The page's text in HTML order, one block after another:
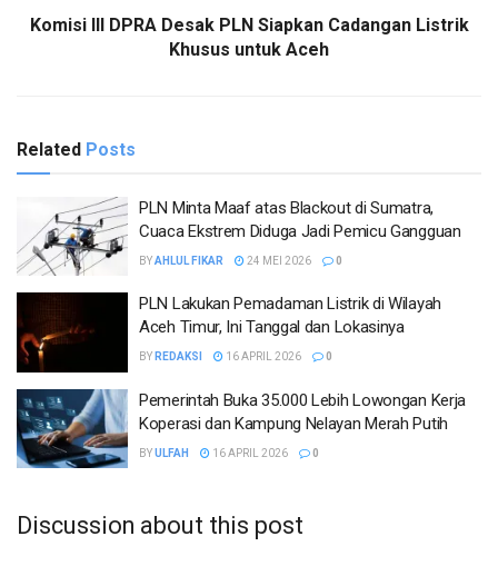
Komisi III DPRA Desak PLN Siapkan Cadangan Listrik
Khusus untuk Aceh
Related Posts
PLN Minta Maaf atas Blackout di Sumatra,
Cuaca Ekstrem Diduga Jadi Pemicu Gangguan
BYAHLUL FIKAR 24 MEI 2026 0
PLN Lakukan Pemadaman Listrik di Wilayah
Aceh Timur, Ini Tanggal dan Lokasinya
BY REDAKSI 16 APRIL 2026 0
Pemerintah Buka 35.000 Lebih Lowongan Kerja
Koperasi dan Kampung Nelayan Merah Putih
BYULFAH 16 APRIL 2026 0
Discussion about this post